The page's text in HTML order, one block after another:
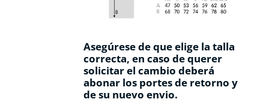
Asegúrese de que elige la talla
correcta, en caso de querer
solicitar el cambio deberá
abonar los portes de retorno y
de su nuevo envio.